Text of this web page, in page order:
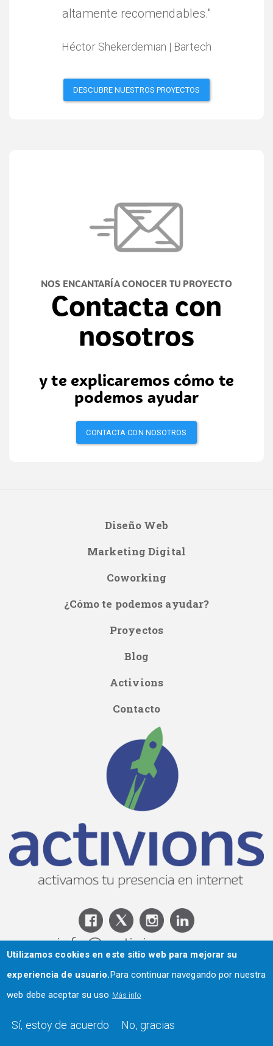
altamente recomendables."
Héctor Shekerdemian | Bartech
DESCUBRE NUESTROS PROYECTOS
NOS ENCANTARÍA CONOCER TU PROYECTO
Contacta con
nosotros
y te explicaremos cómo te
podemos ayudar
CONTACTA CON NOSOTROS
Diseño Web
Marketing Digital
Coworking
¿Cómo te podemos ayudar?
Proyectos
Blog
Activions
Contacto
info@activions.com
T:666 692 922
08360 Canet de Mar, El Maresme (Barcelona)
Utilizamos cookies en este sitio web para mejorar su
experiencia de usuario.Para continuar navegando por nuestra
web debe aceptar su uso Más info
Sí, estoy de acuerdo No, gracias